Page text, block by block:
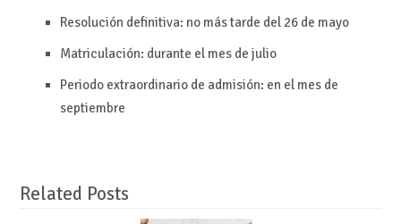
Resolución definitiva: no más tarde del 26 de mayo
Matriculación: durante el mes de julio
Periodo extraordinario de admisión: en el mes de
septiembre
Related Posts